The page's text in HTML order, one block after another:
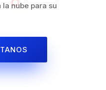
nube para su